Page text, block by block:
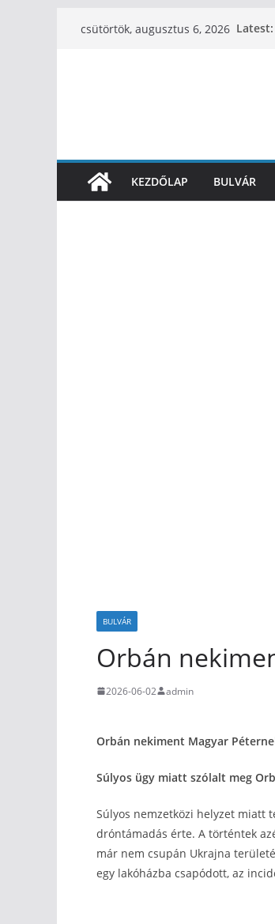
csütörtök, augusztus 6, 2026 Latest:
KEZDŐLAP BULVÁR
BULVÁR
Orbán
2026-06-02 admin
Orbán nekiment Magyar
Súlyos ügy miatt szólalt meg
Súlyos nemzetközi helyzet miatt
dróntámadás érte. A történtek
már nem csupán Ukrajna
egy lakóházba csapódott, az